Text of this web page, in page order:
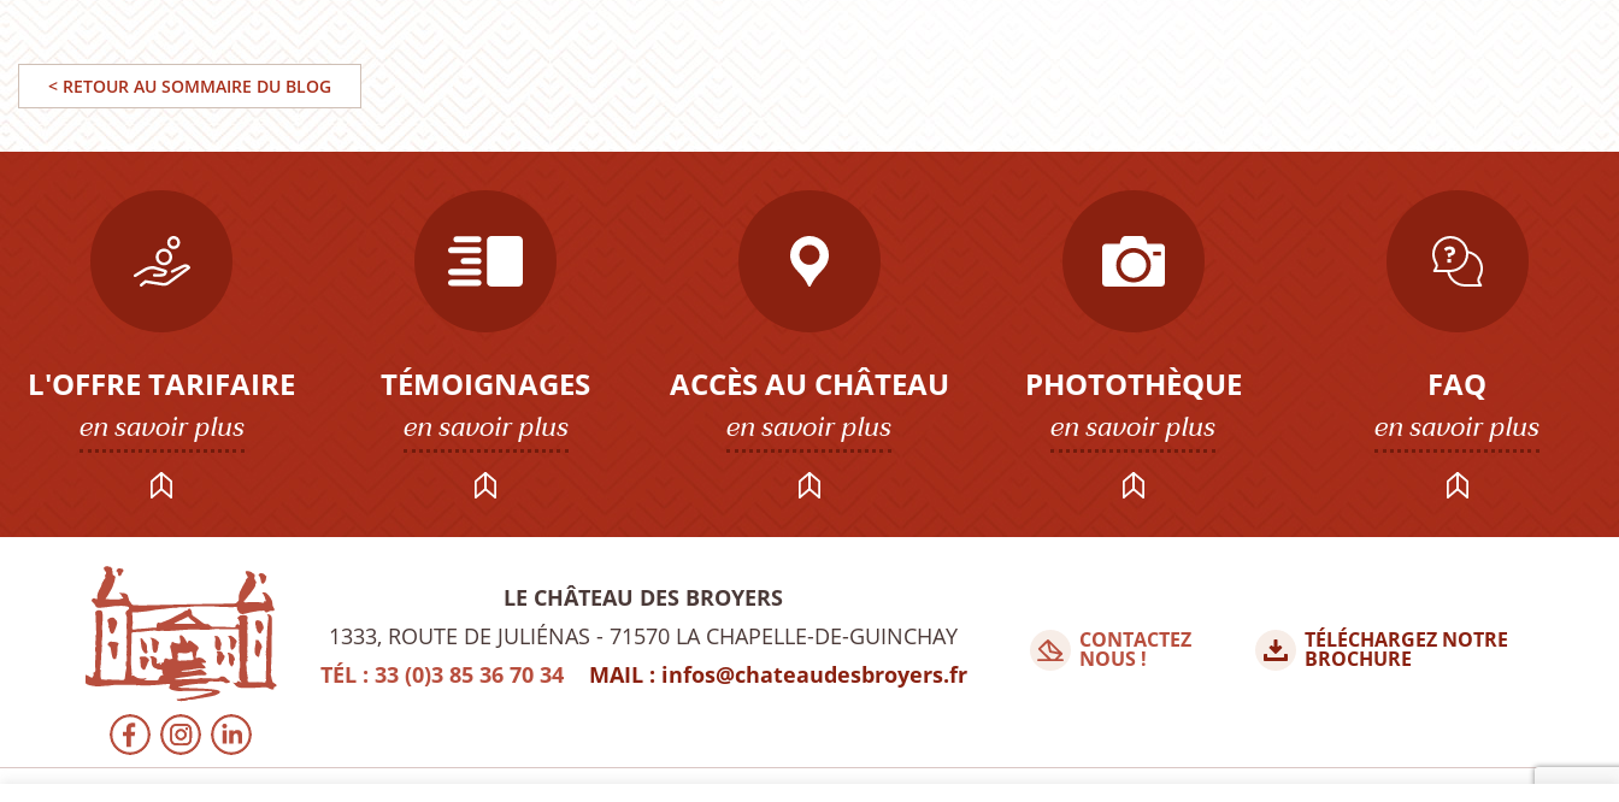
< RETOUR AU SOMMAIRE DU BLOG
L'OFFRE TARIFAIRE
en savoir plus
TÉMOIGNAGES
en savoir plus
ACCÈS AU CHÂTEAU
en savoir plus
PHOTOTHÈQUE
en savoir plus
FAQ
en savoir plus
LE CHÂTEAU DES BROYERS
1333, ROUTE DE JULIÉNAS 71570 LA CHAPELLE-DE-GUINCHAY
TÉL : 33 (0)3 85 36 70 34
MAIL : infos@chateaudesbroyers.fr
CONTACTEZ
NOUS !
TÉLÉCHARGEZ NOTRE
BROCHURE